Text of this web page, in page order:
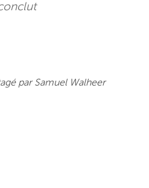
par Samuel Walheer